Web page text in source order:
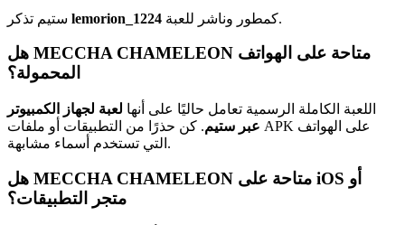
lemorion_1224 كمطور وناشر للعبة.
هل MECCHA CHAMELEON متاحة على الهواتف
المحمولة؟
اللعبة الكاملة الرسمية تعامل حاليًا على أنها لعبة لجهاز الكمبيوتر
عبر ستيم. كن حذرًا من التطبيقات أو ملفات APK على الهواتف
التي تستخدم أسماء مشابهة.
هل MECCHA CHAMELEON متاحة على iOS أو
متجر التطبيقات؟